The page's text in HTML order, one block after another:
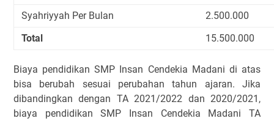
Syahriyyah Per Bulan
2.500.000
Total
15.500.000
Biaya pendidikan SMP Insan Cendekia Madani di atas
bisa berubah sesuai perubahan tahun ajaran. Jika
dibandingkan dengan TA 2021/2022 dan 2020/2021,
biaya pendidikan SMP Insan Cendekia Madani TA